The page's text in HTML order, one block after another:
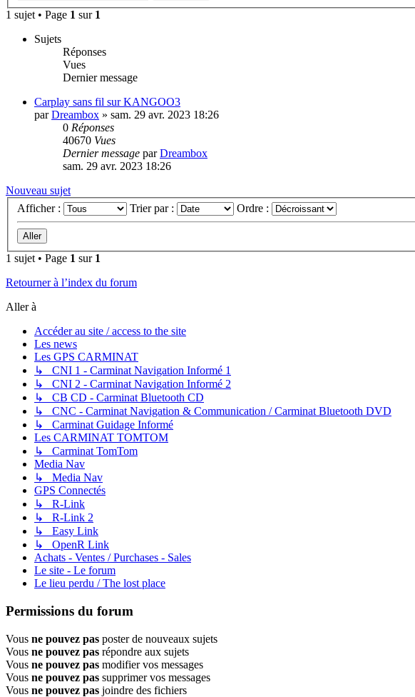
1 sujet • Page 1 sur 1
Sujets
Réponses
Vues
Dernier message
Carplay sans fil sur KANGOO3
parDreambox » sam. 29 avr. 2023 18:26
0 Réponses
40670 Vues
Dernier message parDreambox
sam. 29 avr. 2023 18:26
Nouveau sujet
Afficher :
Trier par : Ordre :
1 sujet • Page 1 sur 1
Retourner à l’index du forum
Aller à
Accéder au site / access to the site
Les news
Les GPS CARMINAT
↳ CNI 1 - Carminat Navigation Informé 1
↳ CNI 2 - Carminat Navigation Informé 2
↳ CB CD - Carminat Bluetooth CD
↳ CNC - Carminat Navigation & Communication / Carminat Bluetooth DVD
↳ Carminat Guidage Informé
Les CARMINAT TOMTOM
↳ Carminat TomTom
Media Nav
↳ Media Nav
GPS Connectés
↳ R-Link
↳ R-Link 2
↳ Easy Link
↳ OpenR Link
Achats - Ventes / Purchases - Sales
Le site - Le forum
Le lieu perdu / The lost place
Permissions du forum
Vous ne pouvez pas poster de nouveaux sujets
Vous ne pouvez pas répondre aux sujets
Vous ne pouvez pas modifier vos messages
Vous ne pouvez pas supprimer vos messages
Vous ne pouvez pas joindre des fichiers